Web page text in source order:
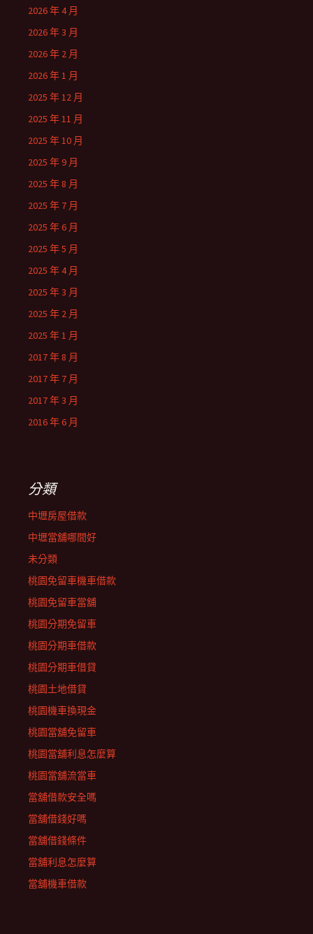
2026 年 4 月
2026 年 3 月
2026 年 2 月
2026 年 1 月
2025 年 12 月
2025 年 11 月
2025 年 10 月
2025 年 9 月
2025 年 8 月
2025 年 7 月
2025 年 6 月
2025 年 5 月
2025 年 4 月
2025 年 3 月
2025 年 2 月
2025 年 1 月
2017 年 8 月
2017 年 7 月
2017 年 3 月
2016 年 6 月
分類
中壢房屋借款
中壢當舖哪間好
未分類
桃園免留車機車借款
桃園免留車當舖
桃園分期免留車
桃園分期車借款
桃園分期車借貸
桃園土地借貸
桃園機車換現金
桃園當舖免留車
桃園當舖利息怎麼算
桃園當舖流當車
當舖借款安全嗎
當舖借錢好嗎
當舖借錢條件
當舖利息怎麼算
當舖機車借款